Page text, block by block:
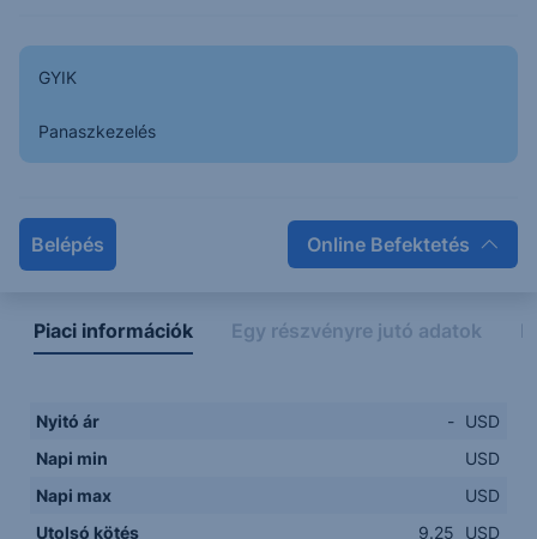
GYIK
Panaszkezelés
Belépés Online Befektetés
Napon belüli Historikus
Legfontosabb adatok
Piaci információk Egy részvényre jutó adatok
Nyitó ár - USD
Napi min
USD
Napi max
USD
Utolsó kötés
9.25
USD